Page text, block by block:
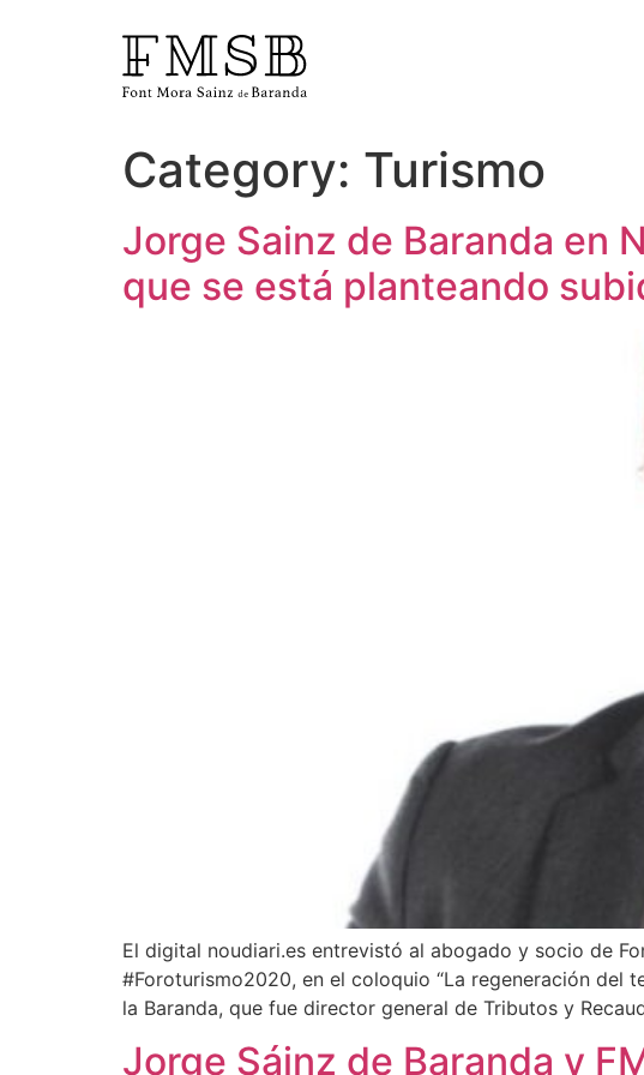
Home
Font Mora Sainz de Baranda
Category: Turismo
Jorge Sainz de Baranda en
que se está planteando
El digital noudiari.es entrevistó al abogado y socio de
#Foroturismo2020, en el coloquio “La regeneración
la Baranda, que fue director general de Tributos y
Jorge Sáinz de Baranda y